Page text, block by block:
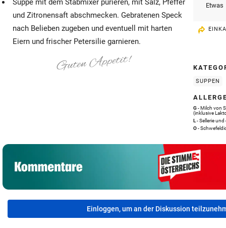
Suppe mit dem Stabmixer pürieren, mit Salz, Pfeffer
und Zitronensaft abschmecken. Gebratenen Speck
nach Belieben zugeben und eventuell mit harten
Eiern und frischer Petersilie garnieren.
Etwas
SUPPEN
G- Milch von
(inklusive
L- Sellerie
O-
Einloggen, um an der Diskussion